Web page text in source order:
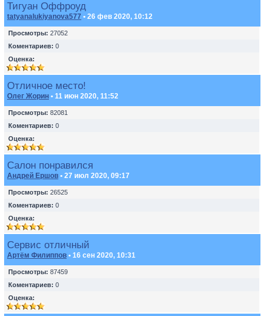
Тигуан Оффроуд
tatyanalukiyanova577 • 26 фев 2020, 10:12
Просмотры: 27052
Коментариев: 0
Оценка:
Отличное место!
Олег Жорин • 11 июн 2020, 11:52
Просмотры: 82081
Коментариев: 0
Оценка:
Салон понравился
Андрей Ершов • 27 июл 2020, 09:17
Просмотры: 26525
Коментариев: 0
Оценка:
Сервис отличный
Артём Филиппов • 16 сен 2020, 10:31
Просмотры: 87459
Коментариев: 0
Оценка: